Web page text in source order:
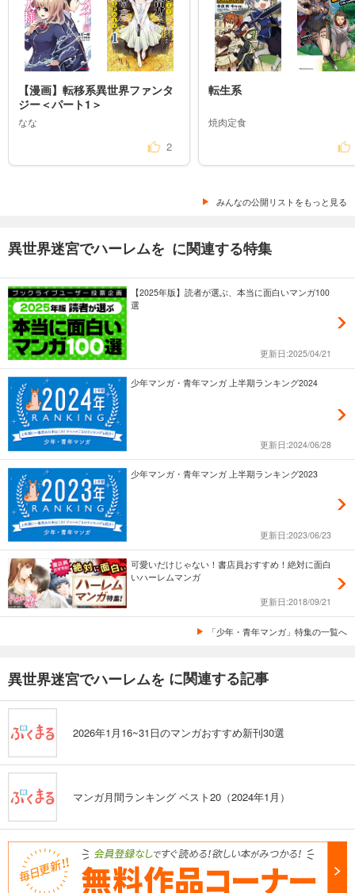
【漫画】転移系異世界ファンタ
ジー＜パート1＞
なな
2
転生系
焼肉定食
みんなの公開リストをもっと見る
異世界迷宮でハーレムを に関連する特集
【2025年版】読者が選ぶ、本当に面白いマンガ100
選
更新日:2025/04/21
少年マンガ・青年マンガ 上半期ランキング2024
更新日:2024/06/28
少年マンガ・青年マンガ 上半期ランキング2023
更新日:2023/06/23
可愛いだけじゃない！書店員おすすめ！絶対に面白
いハーレムマンガ
更新日:2018/09/21
「少年・青年マンガ」特集の一覧へ
異世界迷宮でハーレムを に関連する記事
2026年1月16~31日のマンガおすすめ新刊30選
マンガ月間ランキング ベスト20（2024年1月）